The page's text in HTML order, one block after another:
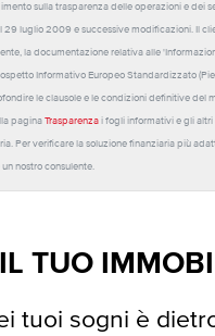
sulla trasparenza delle operazioni e dei
29 luglio 2009 e successive modificazioni. Il
la documentazione relativa alle
Informativo Europeo Standardizzato
le clausole e le condizioni definitive del
pagina Trasparenza i fogli informativi e gli
Per verificare la soluzione finanziaria più
nostro consulente.
TUO
tuoi sogni è